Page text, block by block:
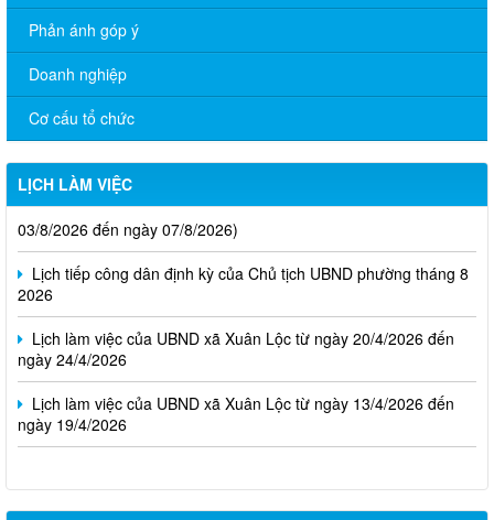
Phản ánh góp ý
Doanh nghiệp
Cơ cấu tổ chức
LỊCH LÀM VIỆC
Thông báo Lịch làm việc của UBND phường Xuân Lộc (Từ ngày
Lịch tiếp công dân định kỳ của Chủ tịch UBND phường tháng 8
2026
Lịch làm việc của UBND xã Xuân Lộc từ ngày 20/4/2026 đến
ngày 24/4/2026
Lịch làm việc của UBND xã Xuân Lộc từ ngày 13/4/2026 đến
ngày 19/4/2026